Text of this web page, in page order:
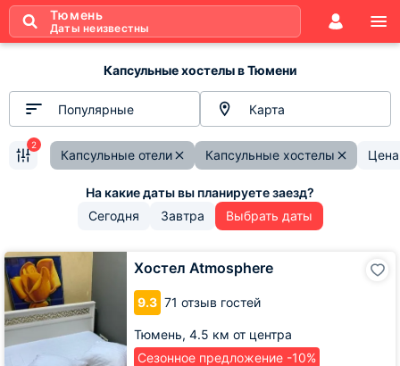
Тюмень
Даты неизвестны
Капсульные хостелы в Тюмени
Популярные Карта
Капсульные отели Капсульные хостелы Цена
2
Сегодня Завтра Выбрать даты
Хостел Atmosphere
9.3 71 отзыв гостей
Тюмень, 4.5 км от центра
Сезонное предложение -10%
Хостел
Atmosphere